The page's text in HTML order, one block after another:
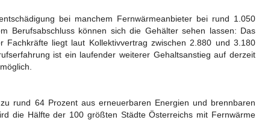
bei manchem Fernwärmeanbieter bei rund 1.050
Berufsabschluss können sich die Gehälter sehen lassen: Das
Fachkräfte liegt laut Kollektivvertrag zwischen 2.880 und 3.180
ist ein laufender weiterer Gehaltsanstieg auf derzeit
rund 64 Prozent aus erneuerbaren Energien und brennbaren
die Hälfte der 100 größten Städte Österreichs mit Fernwärme